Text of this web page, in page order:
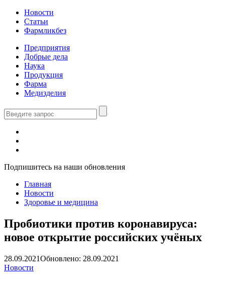
Новости
Статьи
Фармликбез
Предприятия
Добрые дела
Наука
Продукция
Фарма
Медизделия
Подпишитесь на наши обновления
Главная
Новости
Здоровье и медицина
Пробиотики против коронавируса:
новое открытие российских учёных
28.09.2021Обновлено: 28.09.2021
Новости